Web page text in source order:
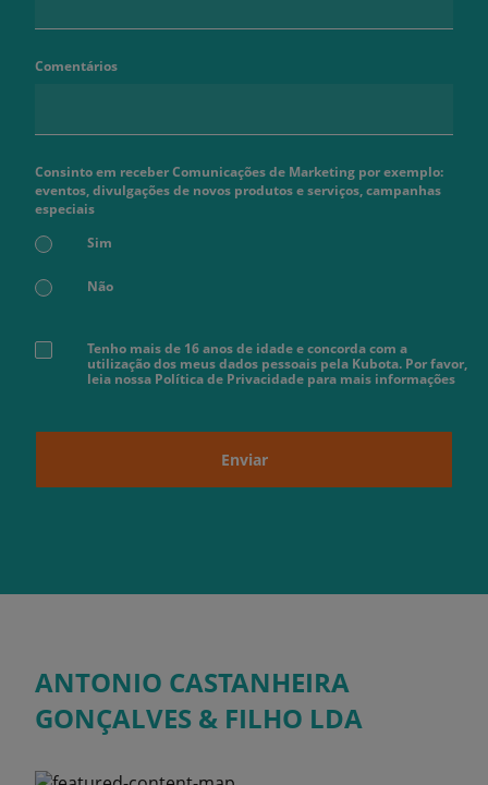
Comentários
Consinto em receber Comunicações de Marketing por exemplo:
eventos, divulgações de novos produtos e serviços, campanhas
especiais
Sim
Não
Tenho mais de 16 anos de idade e concorda com a
utilização dos meus dados pessoais pela Kubota. Por favor,
leia nossa Política de Privacidade para mais informações
Enviar
ANTONIO CASTANHEIRA
GONÇALVES & FILHO LDA